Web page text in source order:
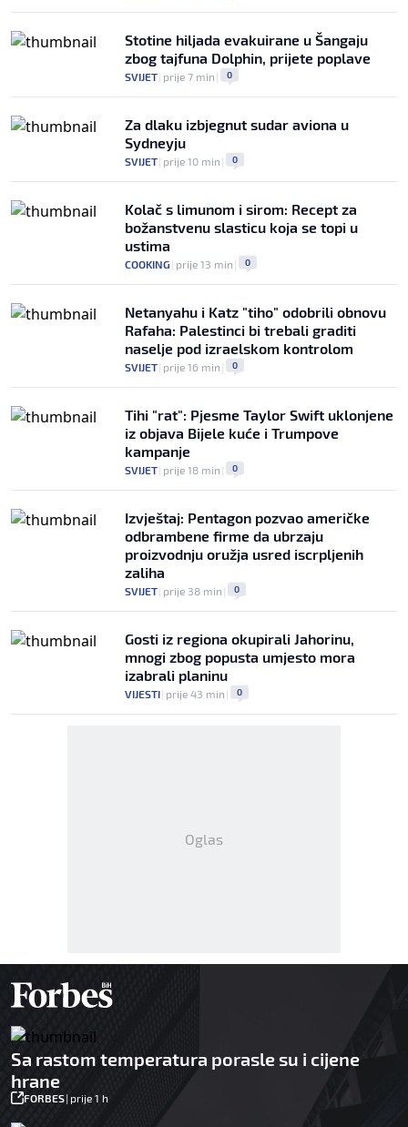
Stotine hiljada evakuirane u Šangaju
zbog tajfuna Dolphin, prijete poplave
SVIJET| prije 7 min | 0
Za dlaku izbjegnut sudar aviona u
Sydneyju
SVIJET| prije 10 min | 0
Kolač s limunom i sirom: Recept za
božanstvenu slasticu koja se topi u
ustima
COOKING | prije 13 min | 0
Netanyahu i Katz "tiho" odobrili obnovu
Rafaha: Palestinci bi trebali graditi
naselje pod izraelskom kontrolom
SVIJET| prije 16 min | 0
Tihi "rat": Pjesme Taylor Swift uklonjene
iz objava Bijele kuće i Trumpove
kampanje
SVIJET| prije 18 min | 0
Izvještaj: Pentagon pozvao američke
odbrambene firme da ubrzaju
proizvodnju oružja usred iscrpljenih
zaliha
SVIJET| prije 38 min | 0
Gosti iz regiona okupirali Jahorinu,
mnogi zbog popusta umjesto mora
izabrali planinu
VIJESTI| prije 43 min | 0
Oglas
Sa rastom temperatura porasle su i cijene
hrane
FORBES| prije 1 h